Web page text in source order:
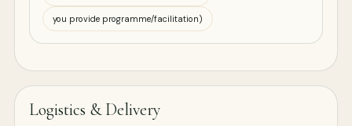
you provide programme/facilitation)
Logistics & Delivery